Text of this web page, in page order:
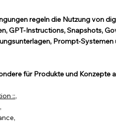
regeln die Nutzung von
GPT-Instructions, Snapshots,
Prompt-
für Produkte und Konzepte
::,